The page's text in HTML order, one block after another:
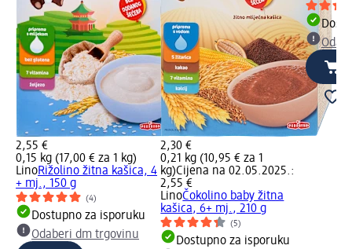
2,55 €
0,15 kg (17,00 € za 1 kg)
LinoRižolino žitna kašica, 4
+ mj., 150 g
(4)
Dostupno za isporuku
Odaberi dm trgovinu
2,30 €
0,21 kg (10,95 € za 1
kg)Cijena na 02.05.2025.:
2,55 €
LinoČokolino baby žitna
kašica, 6+ mj., 210 g
(5)
Dostupno za isporuku